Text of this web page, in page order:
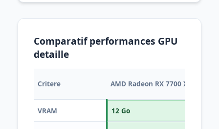
Comparatif performances GPU
detaille
Critere AMD Radeon RX 7700 XT
VRAM 12 Go